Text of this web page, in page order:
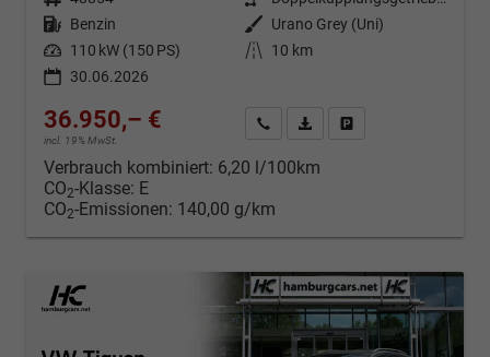
Kraftstoff Benzin Außenfarbe
Urano Grey (Uni)
Leistung 110 kW (150 PS) Kilometerstand
10 km
30.06.2026
36.950,– €
incl. 19% MwSt.
Kontakt & Angebot anfordern
PDF-Datei, Fahrzeugexposé
Verbrauch kombiniert: 6,20 l/100km
CO2-Klasse: E
CO2-Emissionen: 140,00 g/km